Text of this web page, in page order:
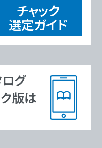
チャック
選定ガイド
グ
版は